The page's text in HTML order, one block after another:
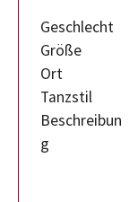
Geschlecht
Größe
Ort
Tanzstil
Beschreibun
g